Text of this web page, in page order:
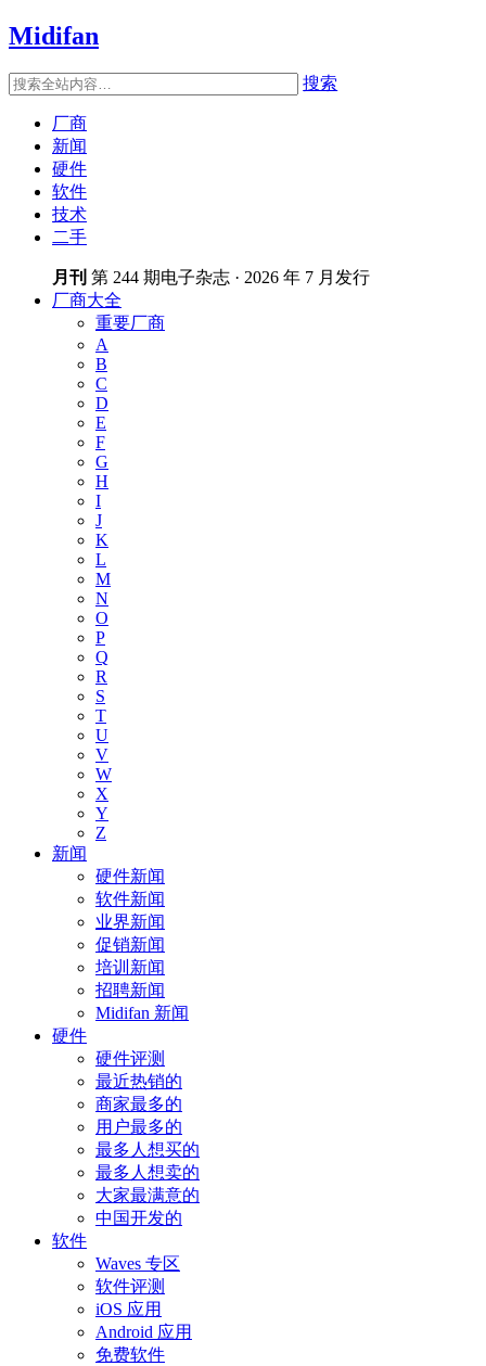
Midifan
搜索
厂商
新闻
硬件
软件
技术
二手
月刊 第 244 期电子杂志 · 2026 年 7 月发行
厂商大全
重要厂商
A
B
C
D
E
F
G
H
I
J
K
L
M
N
O
P
Q
R
S
T
U
V
W
X
Y
Z
新闻
硬件新闻
软件新闻
业界新闻
促销新闻
培训新闻
招聘新闻
Midifan 新闻
硬件
硬件评测
最近热销的
商家最多的
用户最多的
最多人想买的
最多人想卖的
大家最满意的
中国开发的
软件
Waves 专区
软件评测
iOS 应用
Android 应用
免费软件